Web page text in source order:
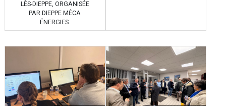
LÈS-DIEPPE, ORGANISÉE
PAR DIEPPE MÉCA
ÉNERGIES.